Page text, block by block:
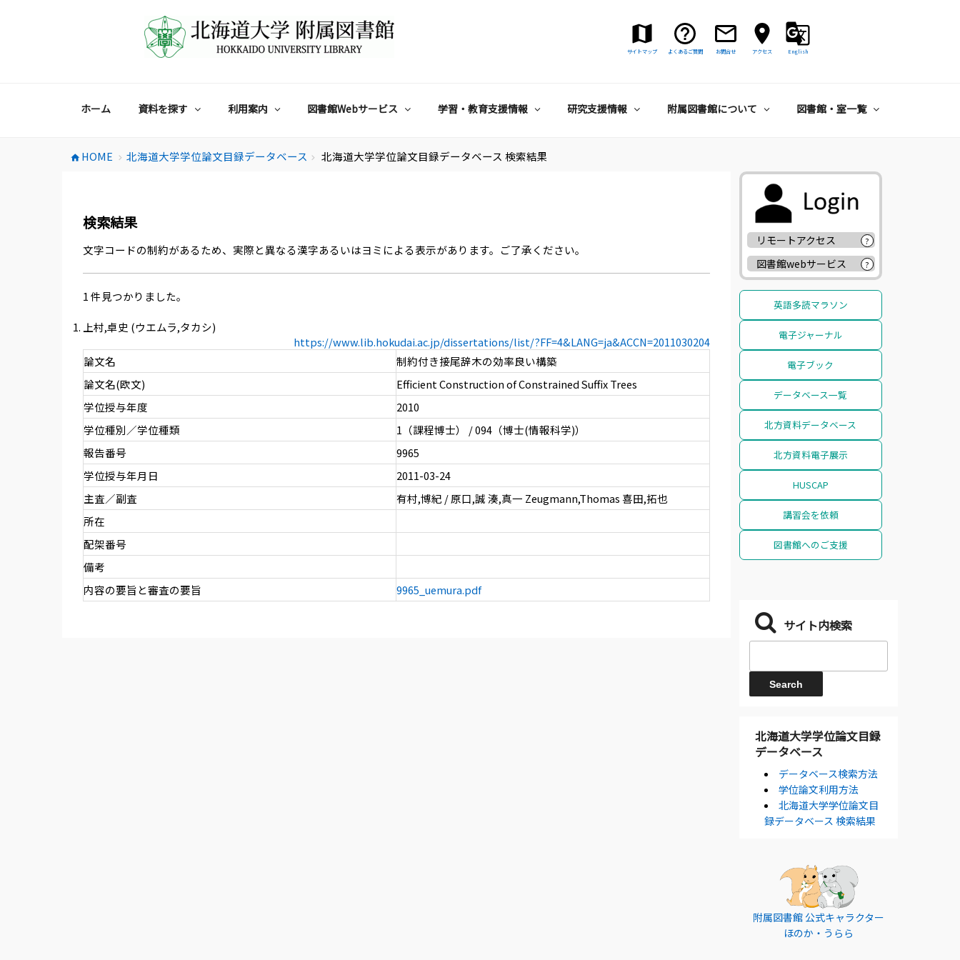
サイトマップ よくあるご質問 お問合せ アクセス English
ホーム 資料を探す 利用案内 図書館Webサービス 学習・教育支援情報 研究支援情報 附属図書館について 図書館・室一覧
home HOME chevron_right 北海道大学学位論文目録データベース chevron_right 北海道大学学位論文目録データベース 検索結果
検索結果
文字コードの制約があるため、実際と異なる漢字あるいはヨミによる表示があります。ご了承ください。
1 件見つかりました。
上村,卓史 (ウエムラ,タカシ)
https://www.lib.hokudai.ac.jp/dissertations/list/?FF=4&LANG=ja&ACCN=2011030204
論文名
制約付き接尾辞木の効率良い構築
論文名(欧文)
Efficient Construction of Constrained Suffix Trees
学位授与年度
2010
学位種別／学位種類
1（課程博士） / 094（博士(情報科学)）
報告番号
9965
学位授与年月日
2011-03-24
主査／副査
有村,博紀 / 原口,誠 湊,真一 Zeugmann,Thomas 喜田,拓也
所在
配架番号
備考
内容の要旨と審査の要旨
9965_uemura.pdf
リモートアクセス ?
図書館webサービス ?
英語多読マラソン
電子ジャーナル
電子ブック
データベース一覧
北方資料データベース
北方資料電子展示
HUSCAP
講習会を依頼
図書館へのご支援
サイト内検索
北海道大学学位論文目録
データベース
データベース検索方法
学位論文利用方法
北海道大学学位論文目
録データベース 検索結果
附属図書館 公式キャラクター
ほのか・うらら